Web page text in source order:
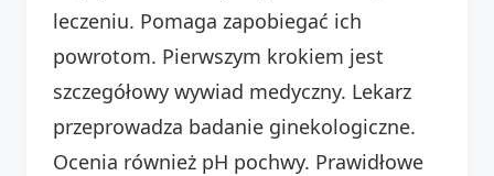
leczeniu. Pomaga zapobiegać ich
powrotom. Pierwszym krokiem jest
szczegółowy wywiad medyczny. Lekarz
przeprowadza badanie ginekologiczne.
Ocenia również pH pochwy. Prawidłowe